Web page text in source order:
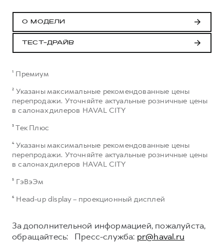
О МОДЕЛИ
ТЕСТ-ДРАЙВ
¹ Премиум
² Указаны максимальные рекомендованные цены
перепродажи. Уточняйте актуальные розничные цены
в салонах дилеров HAVAL CITY
³ Тек Плюс
⁴ Указаны максимальные рекомендованные цены
перепродажи. Уточняйте актуальные розничные цены
в салонах дилеров HAVAL CITY
⁵ ГэВэЭм
⁶ Head-up display – проекционный дисплей
За дополнительной информацией, пожалуйста,
обращайтесь: Пресс-служба: pr@haval.ru